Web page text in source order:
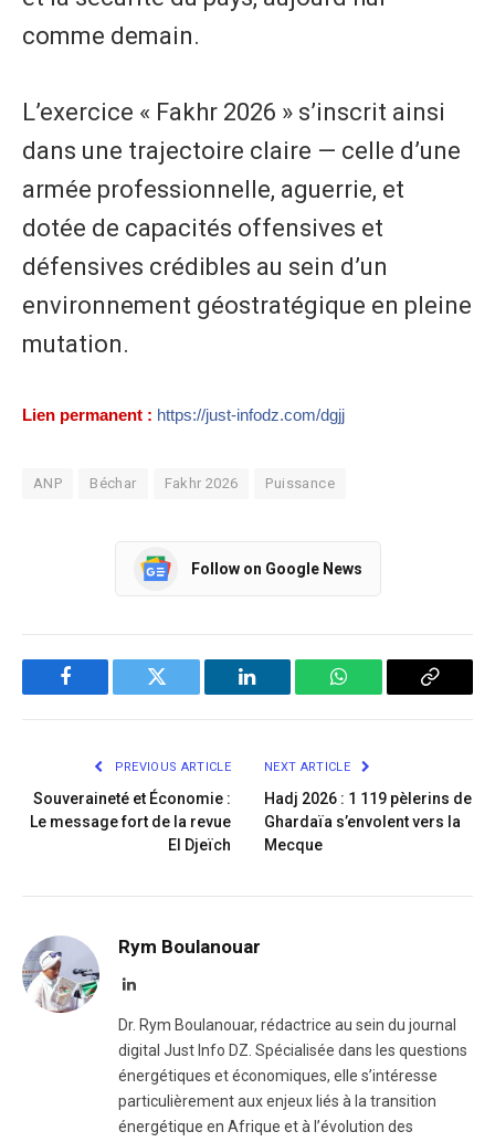
comme demain.
L’exercice « Fakhr 2026 » s’inscrit ainsi
dans une trajectoire claire — celle d’une
armée professionnelle, aguerrie, et
dotée de capacités offensives et
défensives crédibles au sein d’un
environnement géostratégique en pleine
mutation.
Lien permanent : https://just-infodz.com/dgjj
ANP Béchar Fakhr 2026 Puissance
Follow on Google News
Facebook Twitter LinkedIn WhatsApp Copy
PREVIOUS ARTICLE
Souveraineté et Économie :
Le message fort de la revue
El Djeïch
NEXT ARTICLE
Hadj 2026 : 1 119 pèlerins de
Ghardaïa s’envolent vers la
Mecque
Rym Boulanouar
LinkedIn
Dr. Rym Boulanouar, rédactrice au sein du journal
digital Just Info DZ. Spécialisée dans les questions
énergétiques et économiques, elle s’intéresse
particulièrement aux enjeux liés à la transition
énergétique en Afrique et à l’évolution des